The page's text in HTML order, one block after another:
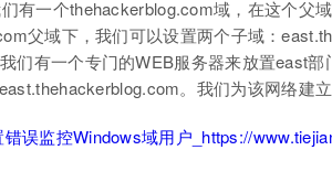
有一个thehackerblog.com域，在这个父
父域下，我们可以设置两个子域：
们有一个专门的WEB服务器来放置east部
。我们为该网络建